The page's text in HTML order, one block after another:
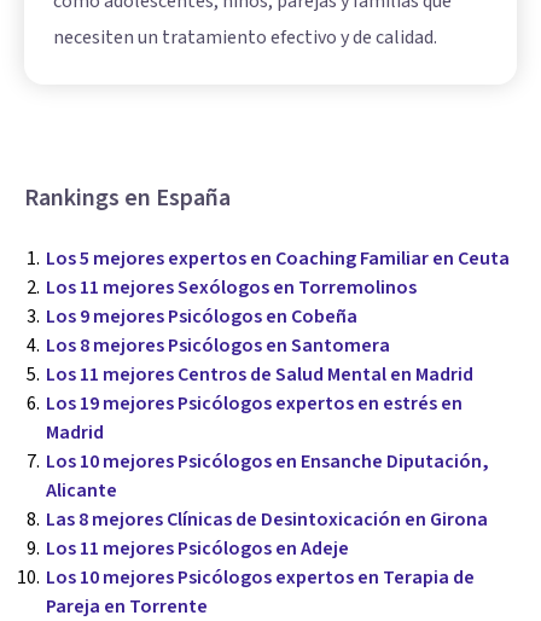
necesiten un tratamiento efectivo y de calidad.
Rankings en España
Los 5 mejores expertos en Coaching Familiar en Ceuta
Los 11 mejores Sexólogos en Torremolinos
Los 9 mejores Psicólogos en Cobeña
Los 8 mejores Psicólogos en Santomera
Los 11 mejores Centros de Salud Mental en Madrid
Los 19 mejores Psicólogos expertos en estrés en
Madrid
Los 10 mejores Psicólogos en Ensanche Diputación,
Alicante
Las 8 mejores Clínicas de Desintoxicación en Girona
Los 11 mejores Psicólogos en Adeje
Los 10 mejores Psicólogos expertos en Terapia de
Pareja en Torrente